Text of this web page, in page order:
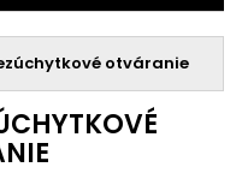
otváranie